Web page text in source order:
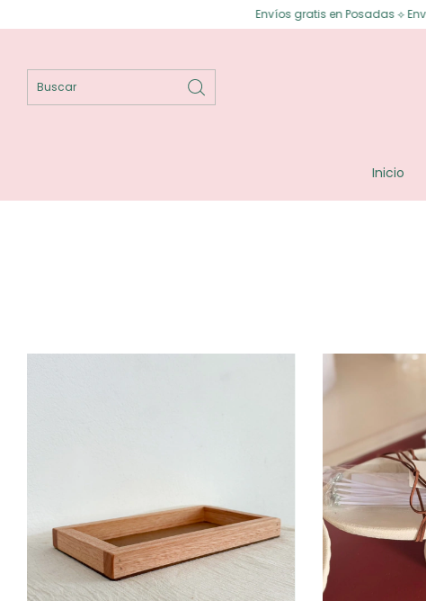
Envíos gratis en Posadas ⟡ Envíos gratis a todo el país
Inicio